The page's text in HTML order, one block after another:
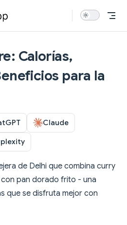
Calorías,
para la
Claude
de Delhi que combina curry
pan dorado frito - una
que se disfruta mejor con